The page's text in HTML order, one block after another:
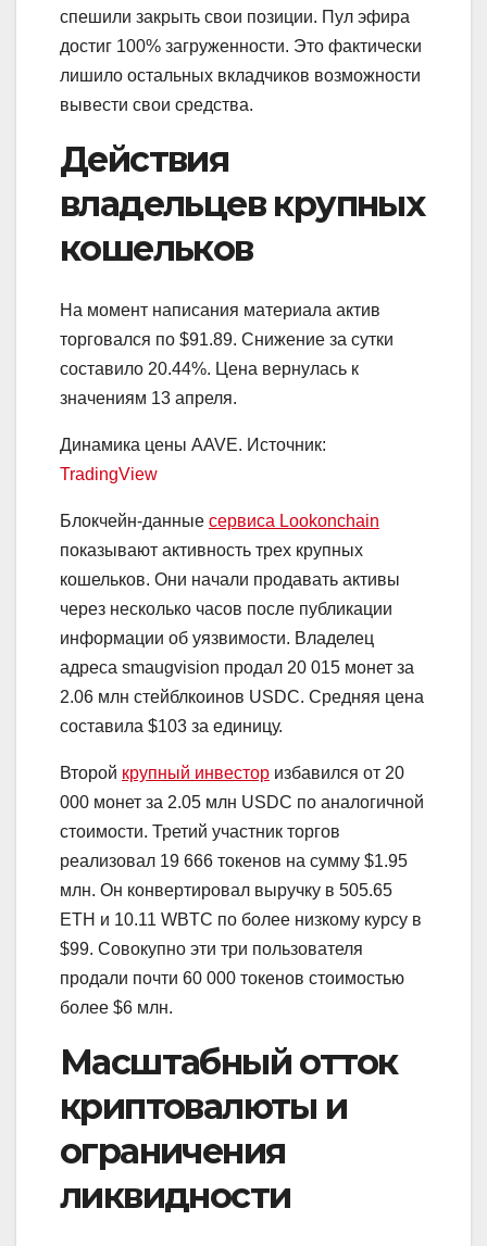
спешили закрыть свои позиции. Пул эфира
достиг 100% загруженности. Это фактически
лишило остальных вкладчиков возможности
вывести свои средства.
Действия
владельцев крупных
кошельков
На момент написания материала актив
торговался по $91.89. Снижение за сутки
составило 20.44%. Цена вернулась к
значениям 13 апреля.
Динамика цены AAVE. Источник:
TradingView
Блокчейн-данные сервиса Lookonchain
показывают активность трех крупных
кошельков. Они начали продавать активы
через несколько часов после публикации
информации об уязвимости. Владелец
адреса smaugvision продал 20 015 монет за
2.06 млн стейблкоинов USDC. Средняя цена
составила $103 за единицу.
Второй крупный инвестор избавился от 20
000 монет за 2.05 млн USDC по аналогичной
стоимости. Третий участник торгов
реализовал 19 666 токенов на сумму $1.95
млн. Он конвертировал выручку в 505.65
ETH и 10.11 WBTC по более низкому курсу в
$99. Совокупно эти три пользователя
продали почти 60 000 токенов стоимостью
более $6 млн.
Масштабный отток
криптовалюты и
ограничения
ликвидности